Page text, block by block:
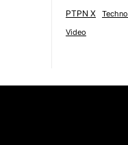
PTPN X
Video